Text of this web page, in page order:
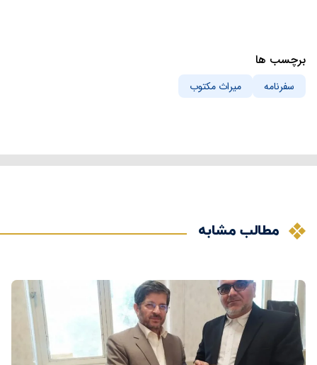
برچسب ها
سفرنامه میراث مکتوب
مطالب مشابه